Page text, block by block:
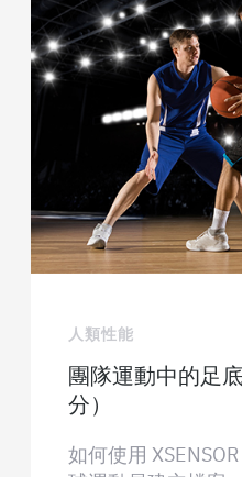
人類性能
團隊運動中的足
分）
如何使用